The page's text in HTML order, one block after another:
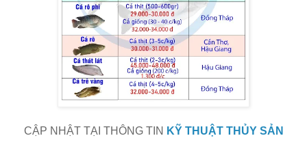
CẬP NHẬT TẠI THÔNG TIN KỸ THUẬT THỦY SẢN